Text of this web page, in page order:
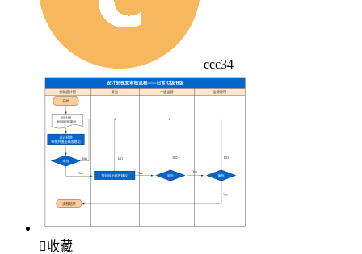
ccc34
收藏